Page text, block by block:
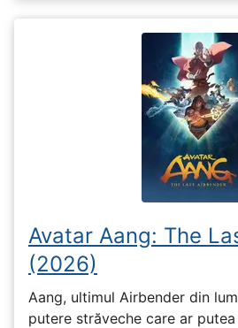
Avatar Aang: The
(2026)
Aang, ultimul Airbender din
putere străveche care ar